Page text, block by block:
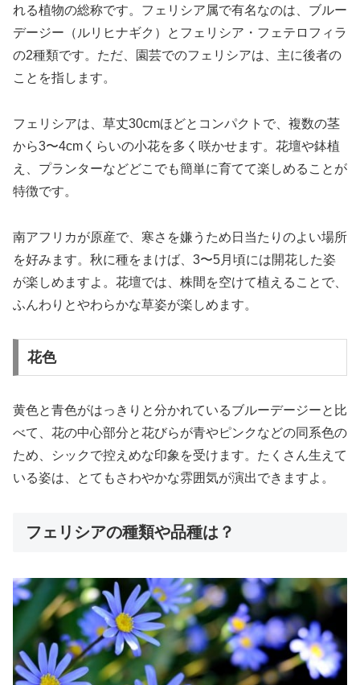
れる植物の総称です。フェリシア属で有名なのは、ブルー
デージー（ルリヒナギク）とフェリシア・フェテロフィラ
の2種類です。ただ、園芸でのフェリシアは、主に後者の
ことを指します。
フェリシアは、草丈30cmほどとコンパクトで、複数の茎
から3〜4cmくらいの小花を多く咲かせます。花壇や鉢植
え、プランターなどどこでも簡単に育てて楽しめることが
特徴です。
南アフリカが原産で、寒さを嫌うため日当たりのよい場所
を好みます。秋に種をまけば、3〜5月頃には開花した姿
が楽しめますよ。花壇では、株間を空けて植えることで、
ふんわりとやわらかな草姿が楽しめます。
花色
黄色と青色がはっきりと分かれているブルーデージーと比
べて、花の中心部分と花びらが青やピンクなどの同系色の
ため、シックで控えめな印象を受けます。たくさん生えて
いる姿は、とてもさわやかな雰囲気が演出できますよ。
フェリシアの種類や品種は？